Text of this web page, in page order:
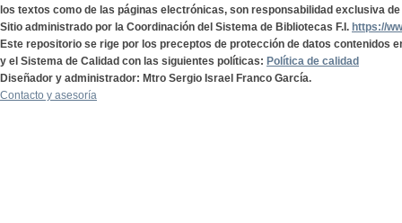
los textos como de las páginas electrónicas, son responsabilidad exclusiva
Sitio administrado por la Coordinación del Sistema de Bibliotecas F.I. https://
Este repositorio se rige por los preceptos de protección de datos contenidos
y el Sistema de Calidad con las siguientes políticas: Política de calidad
Diseñador y administrador: Mtro Sergio Israel Franco García.
Contacto y asesoría